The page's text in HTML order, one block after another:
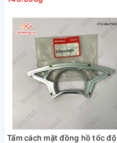
Tấm cách mặt đồng hồ tốc độ